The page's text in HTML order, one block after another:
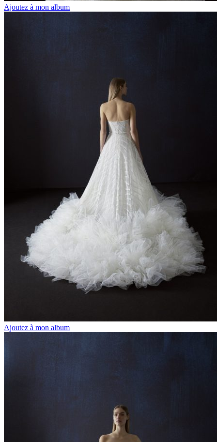
Ajoutez à mon album
Ajoutez à mon album